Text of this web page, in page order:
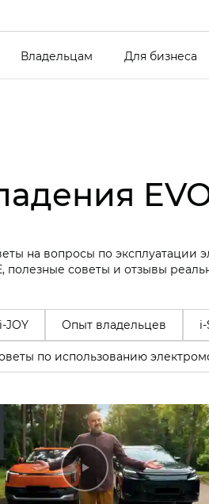
Владельцам Для бизнеса
на вопросы по эксплуатации
полезные советы и отзывы
JOY Опыт владельцев i-
по использованию